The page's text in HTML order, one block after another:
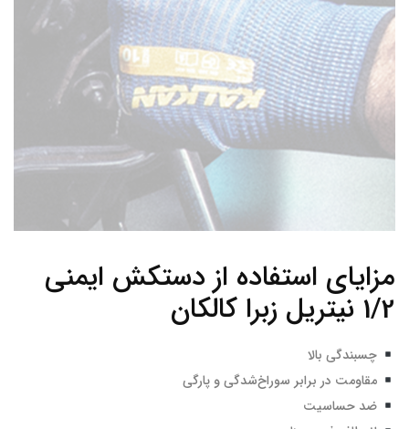
مزایای استفاده از دستکش ایمنی
1/2 نیتریل زبرا کالکان
چسبندگی بالا
مقاومت در برابر سوراخ‌شدگی و پارگی
ضد حساسیت